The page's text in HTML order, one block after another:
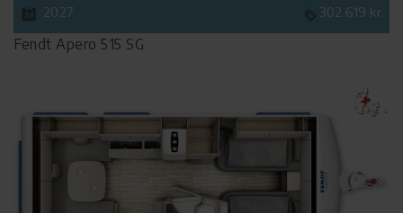
2027 302.619 kr.
Fendt Apero 515 SG